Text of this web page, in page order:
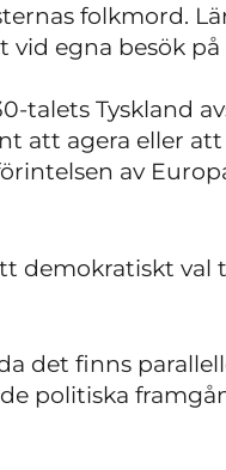
folkmord.
egna besök på
talets Tyskland
att agera eller
av
demokratiskt val
det finns
politiska